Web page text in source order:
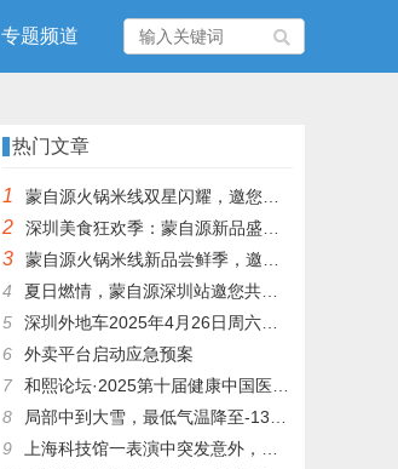
专题频道
热门文章
1 蒙自源火锅米线双星闪耀，邀您共享辣爽夏日盛宴！
2 深圳美食狂欢季：蒙自源新品盛宴邀您品尝
3
蒙自源火锅米线新品尝鲜季，邀您共享味蕾盛宴！
4
夏日燃情，蒙自源深圳站邀您共赴美食盛宴！
5
深圳外地车2025年4月26日周六限行吗
6
外卖平台启动应急预案
7
和熙论坛·2025第十届健康中国医药连锁发展论坛在泰州举办
8
局部中到大雪，最低气温降至-13℃，济南今冬的第一场雪，或跟去年同一时间！
9
上海科技馆一表演中突发意外，机器人从高处坠落摔毁